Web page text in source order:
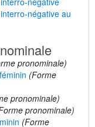
négative au
pronominale)
(Forme
pronominale)
pronominale)
(Forme